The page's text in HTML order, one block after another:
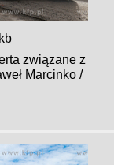
związane z
Marcinko /